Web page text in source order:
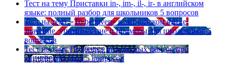
Тест на тему Приставки in-, im-, il-, ir- в английском
языке: полный разбор для школьников 5 вопросов
Тест на тему «To be given» в английском языке:
значение, употребление и примеры для школьников 5
вопросов
Тест на тему Подборка интересных фактов про
английский язык 5 вопросов